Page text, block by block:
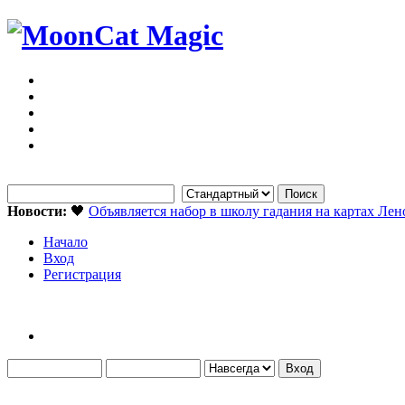
Новости: 🖤 Объявляется набор в школу гадания на картах
Начало
Вход
Регистрация